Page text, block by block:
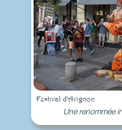
Festival d'Avignon
Une renommée